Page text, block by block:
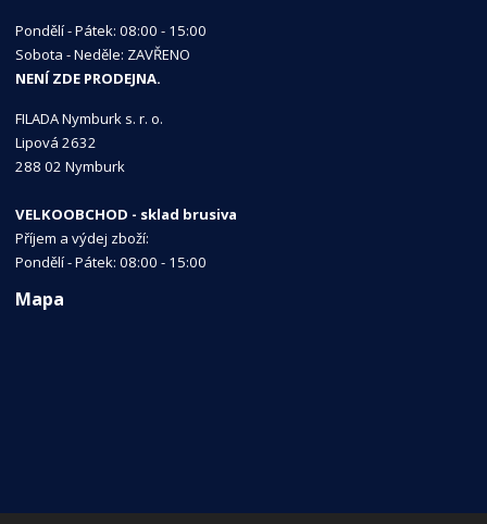
Pondělí - Pátek: 08:00 - 15:00
Sobota - Neděle: ZAVŘENO
NENÍ ZDE PRODEJNA.
FILADA Nymburk s. r. o.
Lipová 2632
288 02 Nymburk
VELKOOBCHOD - sklad brusiva
Příjem a výdej zboží:
Pondělí - Pátek: 08:00 - 15:00
Mapa